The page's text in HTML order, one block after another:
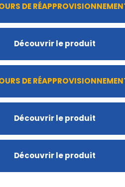
DE
Découvrir le produit
DE
Découvrir le produit
Découvrir le produit